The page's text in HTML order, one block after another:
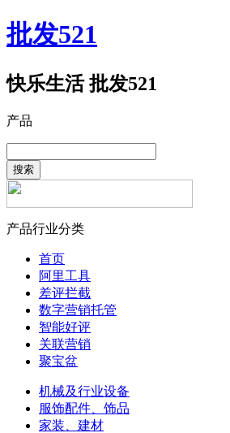
批发521
快乐生活 批发521
产品
搜索
产品行业分类
首页
阿里工具
差评拦截
数字营销托管
智能好评
关联营销
聚宝盆
机械及行业设备
服饰配件、饰品
家装、建材